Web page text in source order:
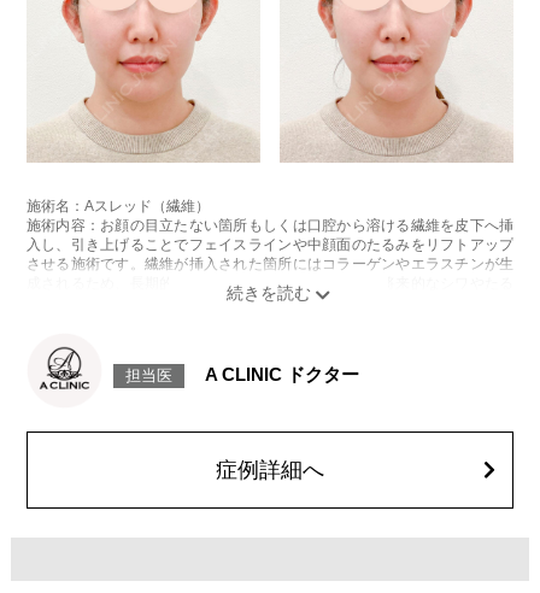
施術名：Aスレッド（繊維）
施術内容：お顔の目立たない箇所もしくは口腔から溶ける繊維を皮下へ挿
入し、引き上げることでフェイスラインや中顔面のたるみをリフトアップ
させる施術です。繊維が挿入された箇所にはコラーゲンやエラスチンが生
成されるため、長期的な美肌効果、肌質の改善効果、将来的なシワやたる
みの予防効果が期待できます。
とがございます。また、稀ではありますが、施術部位の細菌感染症、皮膚
のよれ、繊維の突出などが生じることがございます。化膿止め・痛み止め
費用：1部位 184,800円(税込)
オプション：笑気麻酔 3,300円(税込)
担当医 A CLINIC ドクター
症例詳細へ